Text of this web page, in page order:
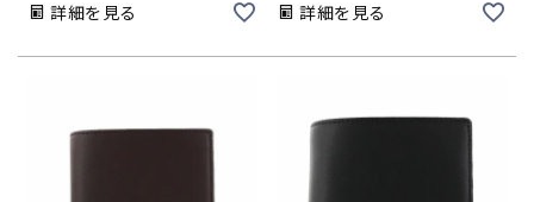
詳細を見る 詳細を見る